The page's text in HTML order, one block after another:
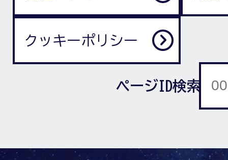
クッキーポリシー
ページID検索